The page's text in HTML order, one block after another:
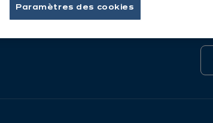
Paramètres des cookies